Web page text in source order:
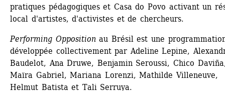
pratiques pédagogiques et Casa do Povo activant un
local d'artistes, d'activistes et de chercheurs.
Performing Oppositionau Brésil est une
développée collectivement par Adeline Lepine,
Baudelot, Ana Druwe, Benjamin Seroussi, Chico
Maïra Gabriel, Mariana Lorenzi, Mathilde Villeneuve,
Helmut Batista et Tali Serruya.